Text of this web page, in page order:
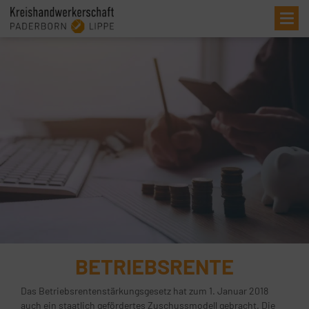
BETRIEBSRENTE
Das Betriebsrentenstärkungsgesetz hat zum 1. Januar 2018
auch ein staatlich gefördertes Zuschussmodell gebracht. Die